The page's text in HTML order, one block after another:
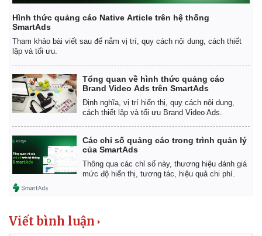
Hình thức quảng cáo Native Article trên hệ thống
SmartAds
Tham khảo bài viết sau để nắm vị trí, quy cách nội dung, cách thiết
lập và tối ưu.
Tổng quan về hình thức quảng cáo
Brand Video Ads trên SmartAds
Định nghĩa, vị trí hiển thị, quy cách nội dung,
cách thiết lập và tối ưu Brand Video Ads.
Các chỉ số quảng cáo trong trình quản lý
của SmartAds
Thông qua các chỉ số này, thương hiệu đánh giá
mức độ hiển thị, tương tác, hiệu quả chi phí.
Viết bình luận